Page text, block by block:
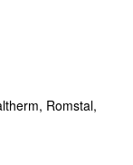
Romstal,